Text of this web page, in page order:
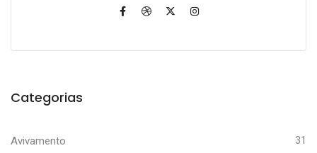
Categorias
Avivamento 31